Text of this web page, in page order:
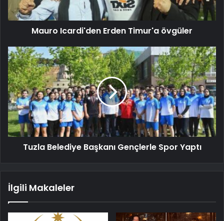
Mauro Icardi'den Erden Timur'a övgüler
Tuzla Belediye Başkanı Gençlerle Spor Yaptı
İlgili Makaleler